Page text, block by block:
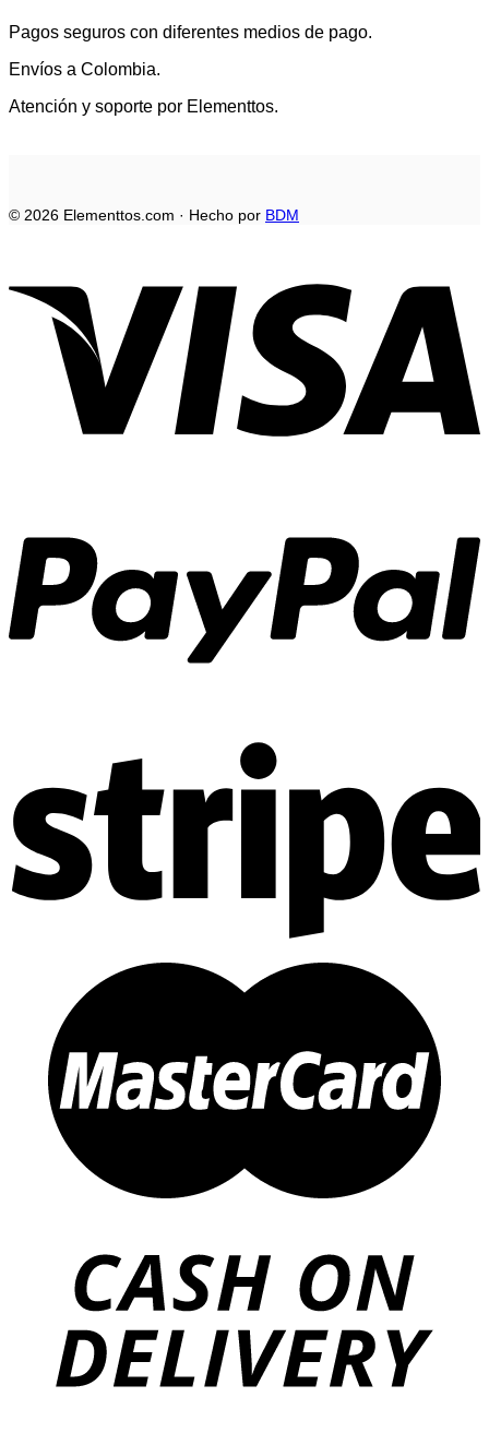
Pagos seguros con diferentes medios de pago.
Envíos a Colombia.
Atención y soporte por Elementtos.
© 2026 Elementtos.com · Hecho por BDM